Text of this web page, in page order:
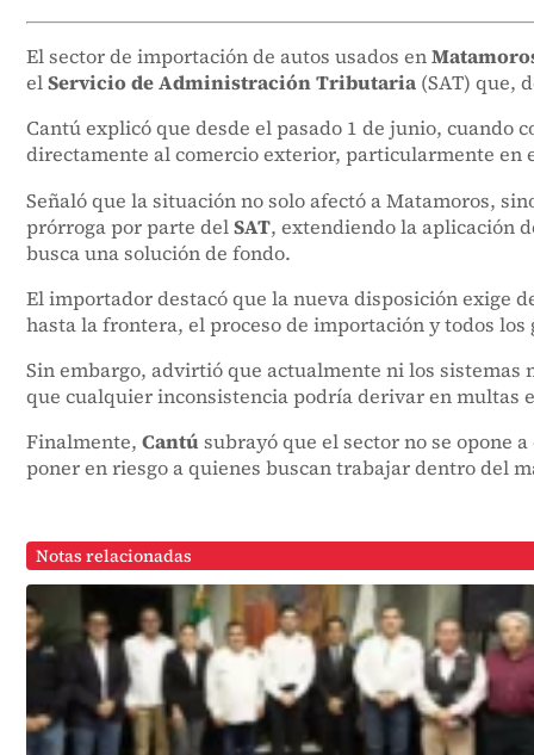
El sector de importación de autos usados en
elServicio de Administración Tributaria (SAT) que,
Cantú explicó que desde el pasado 1 de junio,
directamente al comercio exterior, particularmente en
Señaló que la situación no solo afectó a Matamoros,
prórroga por parte delSAT, extendiendo la aplicación
busca una solución de fondo.
El importador destacó que la nueva disposición exige
hasta la frontera, el proceso de importación y todos
Sin embargo, advirtió que actualmente ni los
que cualquier inconsistencia podría derivar en multas
Finalmente, Cantúsubrayó que el sector no se opone
poner en riesgo a quienes buscan trabajar dentro del
Notas relacionadas